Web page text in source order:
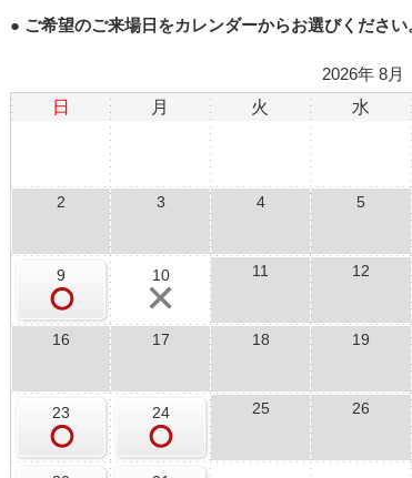
● ご希望のご来場日をカレンダーからお選びください
2026年 8月
日
月 火 水
2 3 4 5
9 10 11 12
16 17 18 19
23 24 25 26